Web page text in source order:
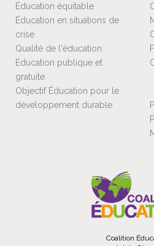
Éducation équitable
Éducation en situations de
crise
Qualité de l'éducation
Éducation publique et
gratuite
Objectif Éducation pour le
développement durable
Coalition